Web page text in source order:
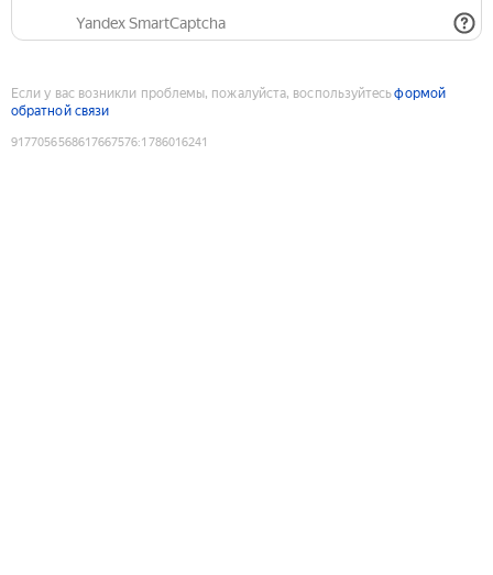
Yandex SmartCaptcha
Если у вас возникли проблемы, пожалуйста, воспользуйтесьформой
обратной связи
9177056568617667576:1786016241